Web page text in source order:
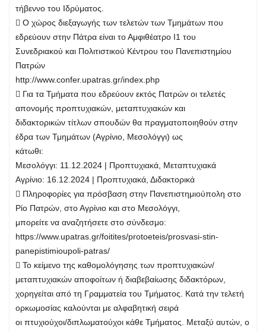
τήβεννο του Ιδρύματος.
 Ο χώρος διεξαγωγής των τελετών των Τμημάτων που
εδρεύουν στην Πάτρα είναι το Αμφιθέατρο Ι1 του
Συνεδριακού και Πολιτιστικού Κέντρου του Πανεπιστημίου
Πατρών
http://www.confer.upatras.gr/index.php
 Για τα Τμήματα που εδρεύουν εκτός Πατρών οι τελετές
απονομής προπτυχιακών, μεταπτυχιακών και
διδακτορικών τίτλων σπουδών θα πραγματοποιηθούν στην
έδρα των Τμημάτων (Αγρίνιο, Μεσολόγγι) ως
κάτωθι:
Μεσολόγγι: 11.12.2024 | Προπτυχιακά, Μεταπτυχιακά
Αγρίνιο: 16.12.2024 | Προπτυχιακά, Διδακτορικά
 Πληροφορίες για πρόσβαση στην Πανεπιστημιούπολη στο
Ρίο Πατρών, στο Αγρίνιο και στο Μεσολόγγι,
μπορείτε να αναζητήσετε στο σύνδεσμο:
https://www.upatras.gr/foitites/protoeteis/prosvasi-stin-
panepistimioupoli-patras/
 Το κείμενο της καθομολόγησης των προπτυχιακών/
μεταπτυχιακών αποφοίτων ή διαβεβαίωσης διδακτόρων,
χορηγείται από τη Γραμματεία του Τμήματος. Κατά την τελετή
ορκωμοσίας καλούνται με αλφαβητική σειρά
οι πτυχιούχοι/διπλωματούχοι κάθε Τμήματος. Μεταξύ αυτών, ο